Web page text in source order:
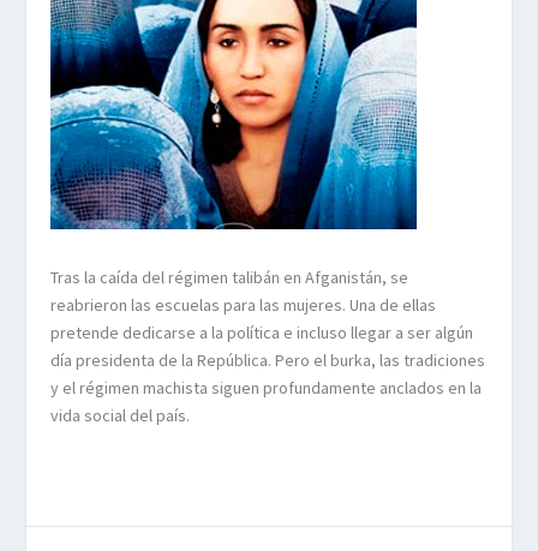
Tras la caída del régimen talibán en Afganistán, se
reabrieron las escuelas para las mujeres. Una de ellas
pretende dedicarse a la política e incluso llegar a ser algún
día presidenta de la República. Pero el burka, las tradiciones
y el régimen machista siguen profundamente anclados en la
vida social del país.